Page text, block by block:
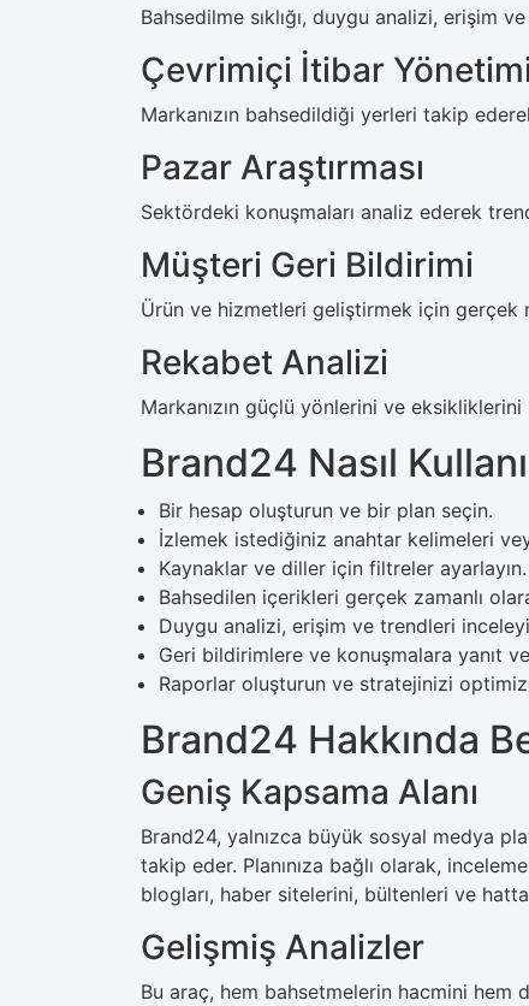
Bahsedilme sıklığı, duygu analizi, erişim
Çevrimiçi İtibar
Markanızın bahsedildiği yerleri takip
Pazar Araştırması
Sektördeki konuşmaları analiz ederek
Müşteri Geri Bildirimi
Ürün ve hizmetleri geliştirmek için gerçek
Rekabet Analizi
Markanızın güçlü yönlerini ve eksikliklerini
Brand24 Nasıl
Bir hesap oluşturun ve bir plan seçin.
İzlemek istediğiniz anahtar kelimeleri
Kaynaklar ve diller için filtreler ayarlayın.
Bahsedilen içerikleri gerçek zamanlı
Duygu analizi, erişim ve trendleri
Geri bildirimlere ve konuşmalara yanıt
Raporlar oluşturun ve stratejinizi
Brand24 Hakkında
Geniş Kapsama Alanı
Brand24, yalnızca büyük sosyal medya
takip eder. Planınıza bağlı olarak,
blogları, haber sitelerini, bültenleri ve
Gelişmiş Analizler
Bu araç, hem bahsetmelerin hacmini